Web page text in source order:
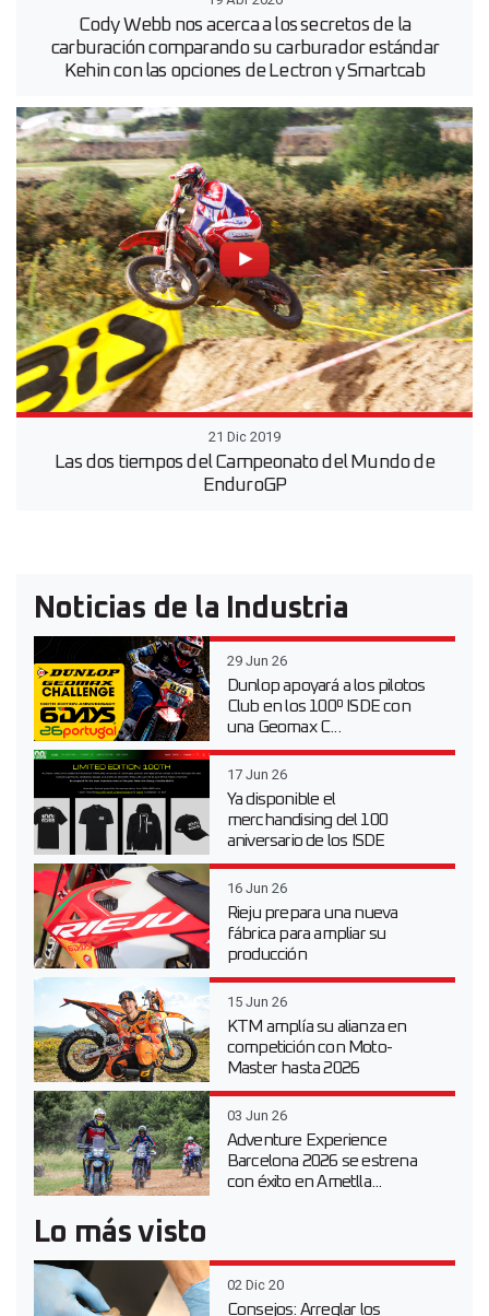
Cody Webb nos acerca a los secretos de la
carburación comparando su carburador estándar
Kehin con las opciones de Lectron y Smartcab
21 Dic 2019
Las dos tiempos del Campeonato del Mundo de
EnduroGP
Noticias de la Industria
29 Jun 26
Dunlop apoyará a los pilotos
Club en los 100º ISDE con
una Geomax C...
17 Jun 26
Ya disponible el
merchandising del 100
aniversario de los ISDE
16 Jun 26
Rieju prepara una nueva
fábrica para ampliar su
producción
15 Jun 26
KTM amplía su alianza en
competición con Moto-
Master hasta 2026
03 Jun 26
Adventure Experience
Barcelona 2026 se estrena
con éxito en Ametlla...
Lo más visto
02 Dic 20
Consejos: Arreglar los